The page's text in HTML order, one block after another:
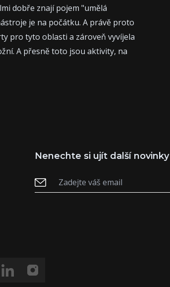
dobře znají pojem "umělá
je na počátku. A právě proto
pro tyto oblasti a zároveň vyvíjela
A přesně toto jsou aktivity, na
Nenechte si ujít další novinky